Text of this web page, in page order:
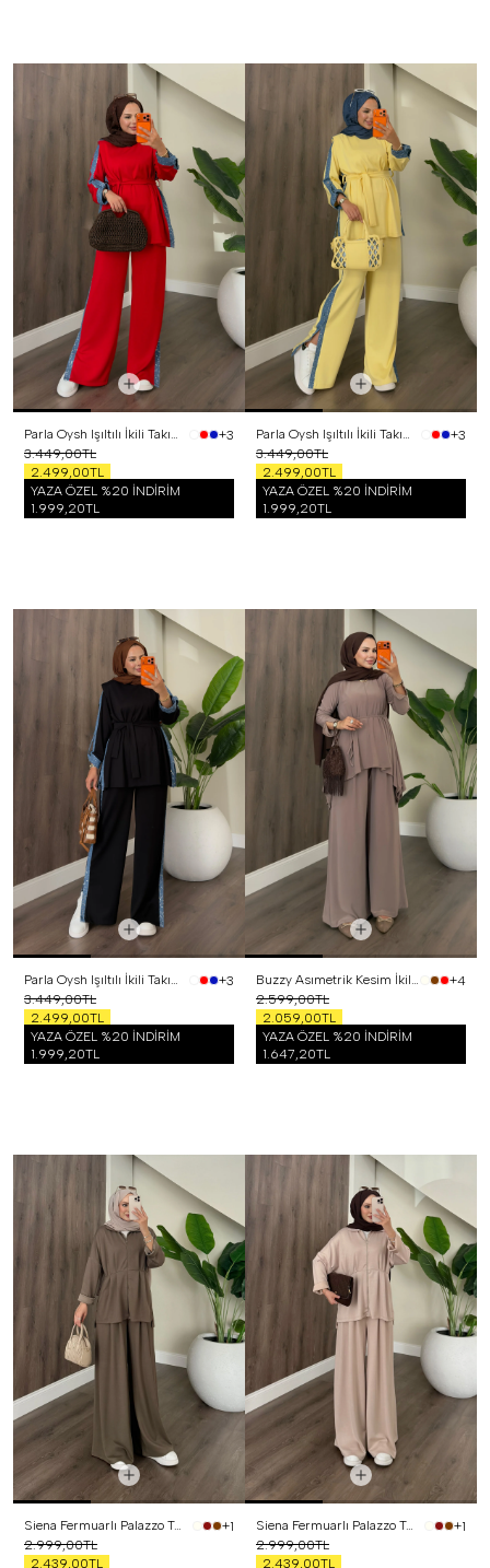
Parla Oysh Işıltılı İkili Takım Kırmızı
+3
3.449,00TL
2.499,00TL
YAZA ÖZEL %20 İNDİRİM
1.999,20TL
Parla Oysh Işıltılı İkili Takım Sarı
+3
3.449,00TL
2.499,00TL
YAZA ÖZEL %20 İNDİRİM
1.999,20TL
Parla Oysh Işıltılı İkili Takım Siyah
+3
3.449,00TL
2.499,00TL
YAZA ÖZEL %20 İNDİRİM
1.999,20TL
Buzzy Asımetrik Kesim İkili Takım Vizon
+4
2.599,00TL
2.059,00TL
YAZA ÖZEL %20 İNDİRİM
1.647,20TL
Siena Fermuarlı Palazzo Takım Haki
+1
2.999,00TL
2.439,00TL
Siena Fermuarlı Palazzo Takım Bej
+1
2.999,00TL
2.439,00TL